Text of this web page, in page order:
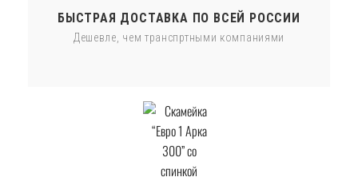
БЫСТРАЯ ДОСТАВКА ПО ВСЕЙ РОССИИ
Дешевле, чем транспртными компаниями